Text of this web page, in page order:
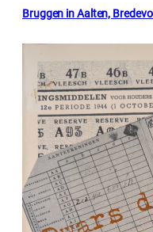
Bruggen in Aalten,